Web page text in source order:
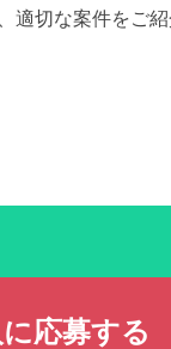
適切な案件をご
応募する